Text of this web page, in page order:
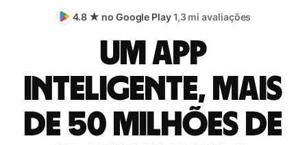
4.8 ★ no Google Play1,3 mi avaliações
Um app
inteligente, mais
de 50 milhões de